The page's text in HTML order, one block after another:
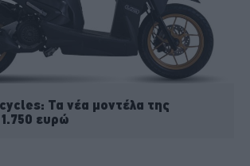
Τα νέα μοντέλα της
ευρώ